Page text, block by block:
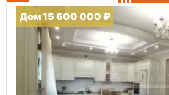
Дом 15 600 000 ₽